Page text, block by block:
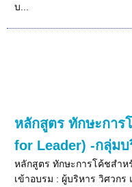
บ...
หลักสูตร ทักษะการ
for Leader) -กลุ่ม
หลักสูตร ทักษะการโค้ชสำห
เข้าอบรม : ผู้บริหาร วิศวกร